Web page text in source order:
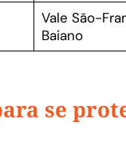
Vale São-
Baiano
se